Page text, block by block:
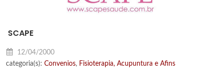
SCAPE
12/04/2000
categoria(s): Convenios, Fisioterapia, Acupuntura e Afins